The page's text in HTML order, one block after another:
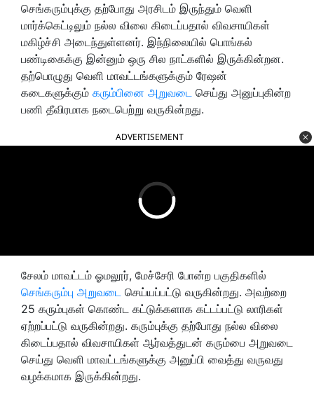
செங்கரும்புக்கு தற்போது அரசிடம் இருந்தும் வெளி
மார்க்கெட்டிலும் நல்ல விலை கிடைப்பதால் விவசாயிகள்
மகிழ்ச்சி அடைந்துள்ளனர். இந்நிலையில் பொங்கல்
பண்டிகைக்கு இன்னும் ஒரு சில நாட்களில் இருக்கின்றன.
தற்பொழுது வெளி மாவட்டங்களுக்கும் ரேஷன்
கடைகளுக்கும் கரும்பினை அறுவடை
செய்து அனுப்புகின்ற
பணி தீவிரமாக நடைபெற்று வருகின்றது.
ADVERTISEMENT
சேலம் மாவட்டம் ஓமலூர், மேச்சேரி போன்ற பகுதிகளில்
செங்கரும்பு அறுவடை
செய்யப்பட்டு வருகின்றது. அவற்றை
25 கரும்புகள் கொண்ட கட்டுக்களாக கட்டப்பட்டு லாரிகள்
ஏற்றப்பட்டு வருகின்றது. கரும்புக்கு தற்போது நல்ல விலை
கிடைப்பதால் விவசாயிகள் ஆர்வத்துடன் கரும்பை அறுவடை
செய்து வெளி மாவட்டங்களுக்கு அனுப்பி வைத்து வருவது
வழக்கமாக இருக்கின்றது.